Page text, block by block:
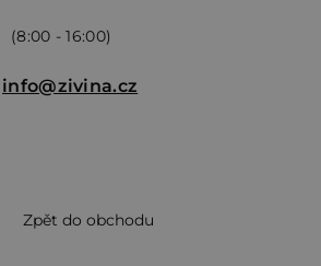
(8:00 - 16:00)
info@zivina.cz
Zpět do obchodu